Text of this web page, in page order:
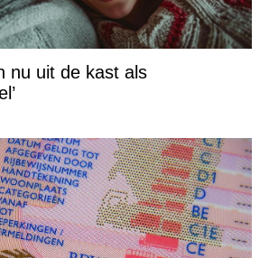
nu uit de kast als